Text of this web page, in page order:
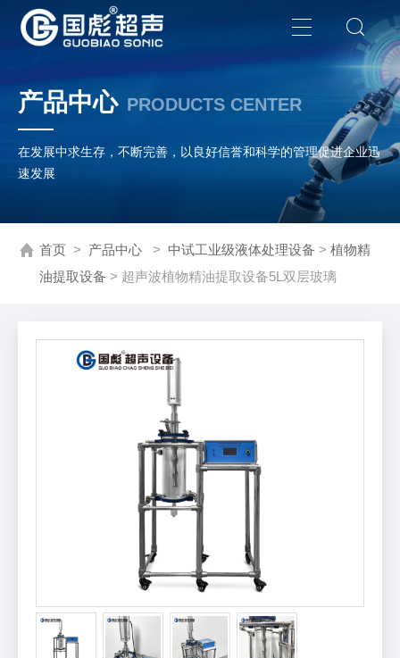
产品中心 PRODUCTS CENTER
在发展中求生存，不断完善，以良好信誉和科学的管理促进企业迅
速发展
首页 > 产品中心 > 中试工业级液体处理设备 > 植物精
油提取设备 > 超声波植物精油提取设备5L双层玻璃